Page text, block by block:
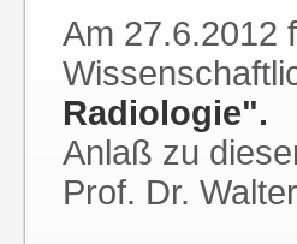
Am 27.6.2012
Radiologie".
Anlaß zu
Prof. Dr.